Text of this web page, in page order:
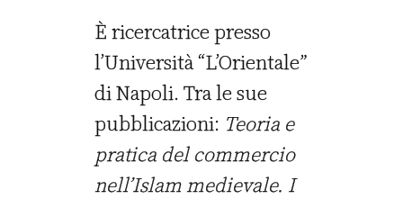
È ricercatrice presso
l’Università “L’Orientale”
di Napoli. Tra le sue
pubblicazioni: Teoria e
pratica del commercio
nell’Islam medievale. I